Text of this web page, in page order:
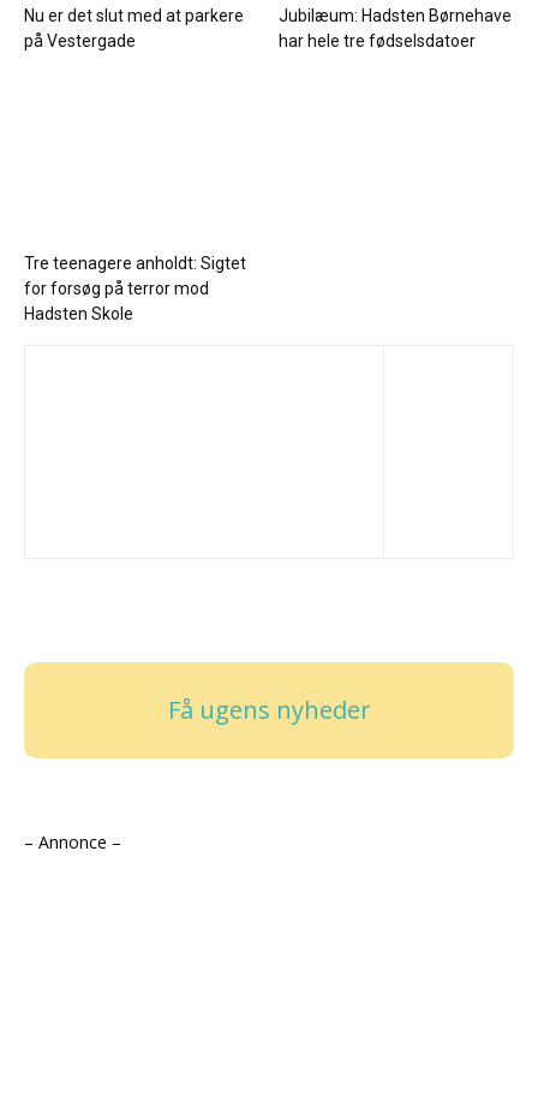
Nu er det slut med at parkere
på Vestergade
Jubilæum: Hadsten Børnehave
har hele tre fødselsdatoer
Tre teenagere anholdt: Sigtet
for forsøg på terror mod
Hadsten Skole
Få ugens nyheder
– Annonce –